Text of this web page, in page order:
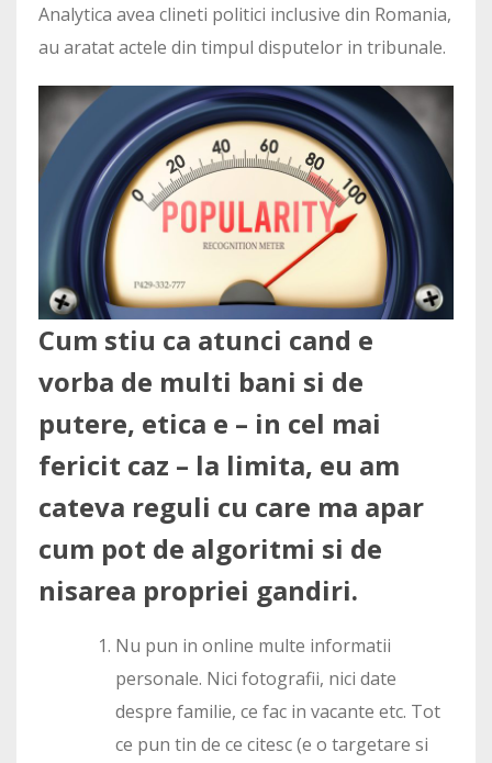
Analytica avea clineti politici inclusive din Romania,
au aratat actele din timpul disputelor in tribunale.
Cum stiu ca atunci cand e
vorba de multi bani si de
putere, etica e – in cel mai
fericit caz – la limita, eu am
cateva reguli cu care ma apar
cum pot de algoritmi si de
nisarea propriei gandiri.
Nu pun in online multe informatii
personale. Nici fotografii, nici date
despre familie, ce fac in vacante etc. Tot
ce pun tin de ce citesc (e o targetare si